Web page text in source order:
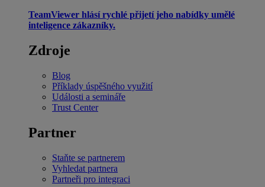
TeamViewer hlásí rychlé přijetí jeho nabídky umělé
inteligence zákazníky.
Zdroje
Blog
Příklady úspěšného využití
Události a semináře
Trust Center
Partner
Staňte se partnerem
Vyhledat partnera
Partneři pro integraci